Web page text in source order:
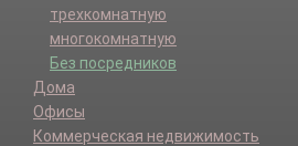
трехкомнатную
многокомнатную
Без посредников
Дома
Офисы
Коммерческая недвижимость